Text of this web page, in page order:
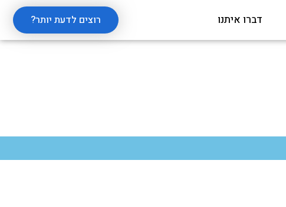
דברו איתנו רוצים לדעת יותר?